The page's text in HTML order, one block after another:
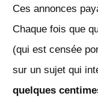
Ces annonces
Chaque fois que
(qui est censée
sur un sujet qui
quelques